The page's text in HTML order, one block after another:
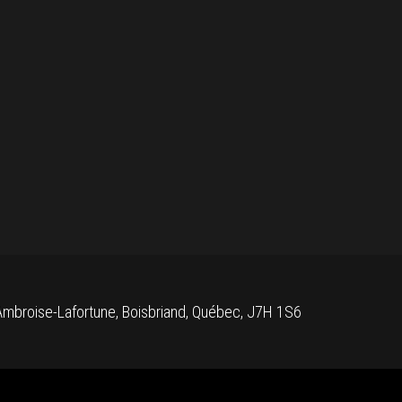
Lafortune, Boisbriand, Québec, J7H 1S6